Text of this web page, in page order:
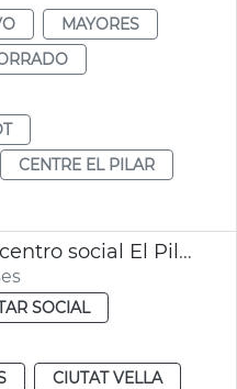
MAYORES
CENTRE EL PILAR
Inauguración nuevo centro social El Pilar
SOCIAL
CIUTAT VELLA